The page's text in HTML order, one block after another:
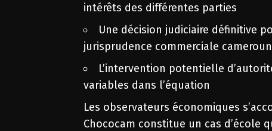
intérêts des différentes parties
Une décision judiciaire définitive
jurisprudence commerciale
L’intervention potentielle
variables dans l’équation
Les observateurs économiques
Chococam constitue un cas d’école